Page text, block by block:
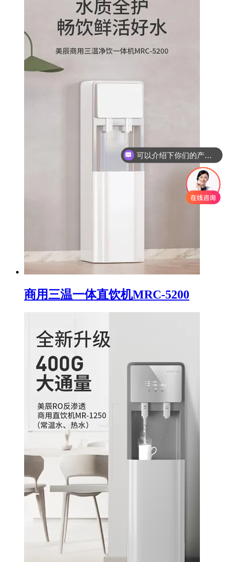
商用三温一体直饮机MRC-5200
可以介绍下你们的产品么？